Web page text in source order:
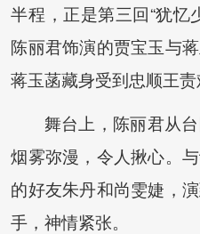
半程，正是第三回“犹忆
陈丽君饰演的贾宝玉与
蒋玉菡藏身受到忠顺王责
舞台上，陈丽君从
烟雾弥漫，令人揪心。
的好友朱丹和尚雯婕，
手，神情紧张。